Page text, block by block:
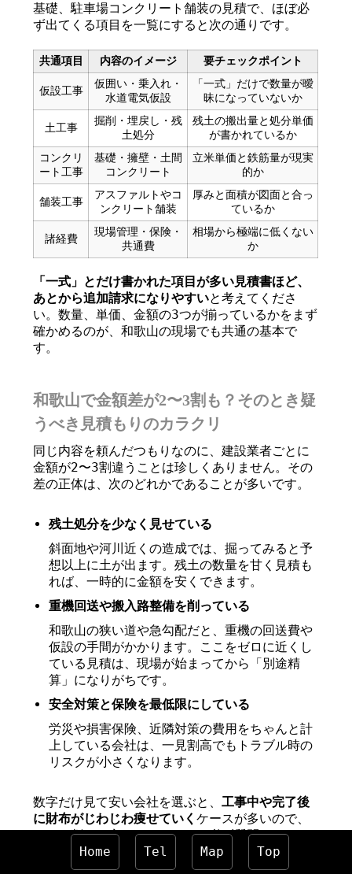
基礎、駐車場コンクリート舗装の見積で、ほぼ必
ず出てくる項目を一覧にすると次の通りです。
共通項目 内容のイメージ 要チェックポイント
仮設工事
仮囲い・乗入れ・
水道電気仮設
「一式」だけで数量が曖
昧になっていないか
土工事
掘削・埋戻し・残
土処分
残土の搬出量と処分単価
が書かれているか
コンクリ
ート工事
基礎・擁壁・土間
コンクリート
立米単価と鉄筋量が現実
的か
舗装工事
アスファルトやコ
ンクリート舗装
厚みと面積が図面と合っ
ているか
諸経費
現場管理・保険・
共通費
相場から極端に低くない
か
「一式」とだけ書かれた項目が多い見積書ほど、
あとから追加請求になりやすいと考えてくださ
い。数量、単価、金額の3つが揃っているかをまず
確かめるのが、和歌山の現場でも共通の基本で
す。
和歌山で金額差が2〜3割も？そのとき疑
うべき見積もりのカラクリ
同じ内容を頼んだつもりなのに、建設業者ごとに
金額が2〜3割違うことは珍しくありません。その
差の正体は、次のどれかであることが多いです。
残土処分を少なく見せている
斜面地や河川近くの造成では、掘ってみると予
想以上に土が出ます。残土の数量を甘く見積も
れば、一時的に金額を安くできます。
重機回送や搬入路整備を削っている
和歌山の狭い道や急勾配だと、重機の回送費や
仮設の手間がかかります。ここをゼロに近くし
ている見積は、現場が始まってから「別途精
算」になりがちです。
安全対策と保険を最低限にしている
労災や損害保険、近隣対策の費用をちゃんと計
上している会社は、一見割高でもトラブル時の
リスクが小さくなります。
数字だけ見て安い会社を選ぶと、工事中や完了後
に財布がじわじわ痩せていくケースが多いので、
どこを削って安くしているかを必ず質問してみて
ください。Home Tel Map Top